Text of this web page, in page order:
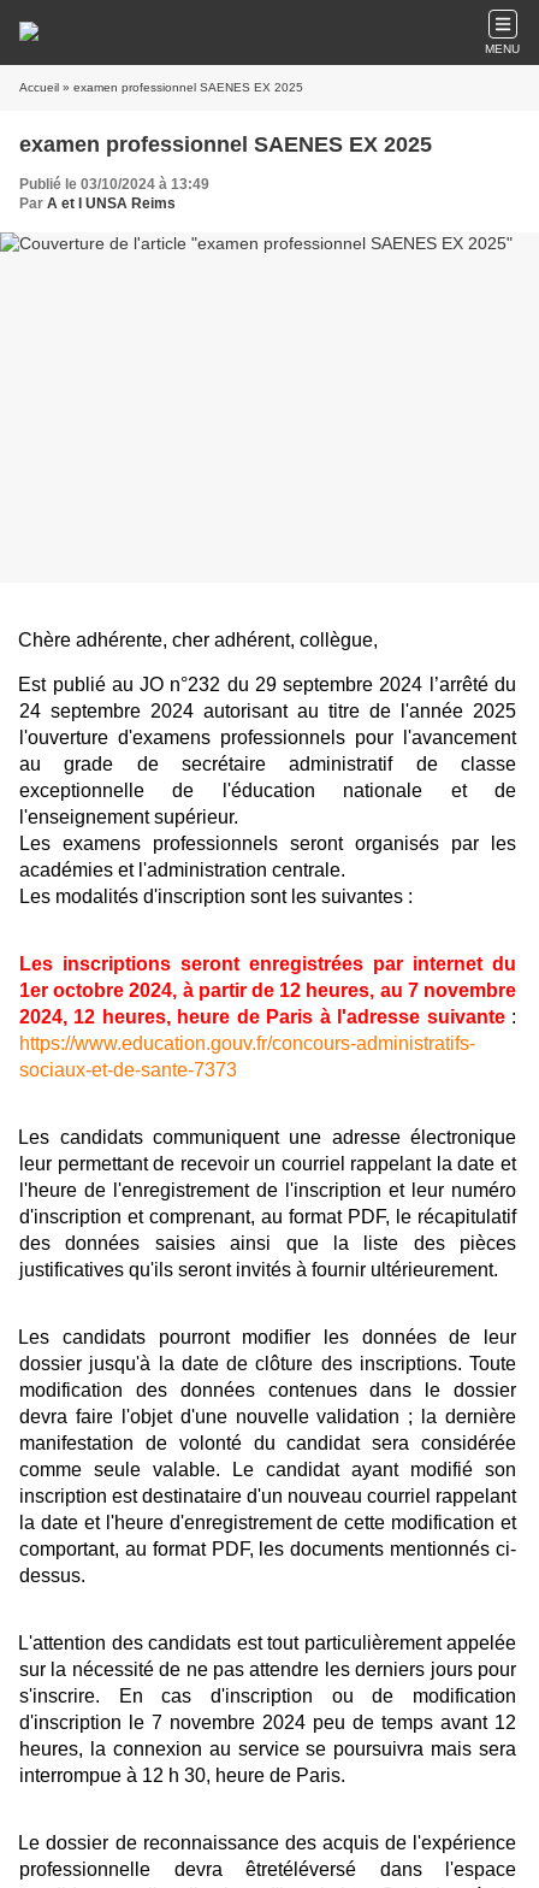
MENU
Accueil » examen professionnel SAENES EX 2025
examen professionnel SAENES EX 2025
Publié le 03/10/2024 à 13:49
Par A et I UNSA Reims
Chère adhérente, cher adhérent, collègue,
Est publié au JO n°232 du 29 septembre 2024 l’arrêté du
24 septembre 2024 autorisant au titre de l'année 2025
l'ouverture d'examens professionnels pour l'avancement
au grade de secrétaire administratif de classe
exceptionnelle de l'éducation nationale et de
l'enseignement supérieur.
Les examens professionnels seront organisés par les
académies et l'administration centrale.
Les modalités d'inscription sont les suivantes :
Les inscriptions seront enregistrées par internet du
1er octobre 2024, à partir de 12 heures, au 7 novembre
2024, 12 heures, heure de Paris à l'adresse suivante :
https://www.education.gouv.fr/concours-administratifs-
sociaux-et-de-sante-7373
Les candidats communiquent une adresse électronique
leur permettant de recevoir un courriel rappelant la date et
l'heure de l'enregistrement de l'inscription et leur numéro
d'inscription et comprenant, au format PDF, le récapitulatif
des données saisies ainsi que la liste des pièces
justificatives qu'ils seront invités à fournir ultérieurement.
Les candidats pourront modifier les données de leur
dossier jusqu'à la date de clôture des inscriptions. Toute
modification des données contenues dans le dossier
devra faire l'objet d'une nouvelle validation ; la dernière
manifestation de volonté du candidat sera considérée
comme seule valable. Le candidat ayant modifié son
inscription est destinataire d'un nouveau courriel rappelant
la date et l'heure d'enregistrement de cette modification et
comportant, au format PDF, les documents mentionnés ci-
dessus.
L'attention des candidats est tout particulièrement appelée
sur la nécessité de ne pas attendre les derniers jours pour
s'inscrire. En cas d'inscription ou de modification
d'inscription le 7 novembre 2024 peu de temps avant 12
heures, la connexion au service se poursuivra mais sera
interrompue à 12 h 30, heure de Paris.
Le dossier de reconnaissance des acquis de l'expérience
professionnelle devra êtretéléversé dans l'espace